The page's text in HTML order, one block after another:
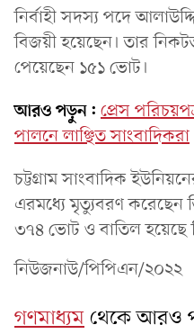
নির্বাহী সদস্য পদে
বিজয়ী হয়েছেন। তার
পেয়েছেন ১৫১ ভোট।
আরও পড়ুন: প্রেস
পালনে লাঞ্ছিত সাংবাদিকরা
চট্টগ্রাম সাংবাদিক
এরমধ্যে মৃত্যুবরণ করেছেন
৩৭৪ ভোট ও বাতিল হয়েছে
নিউজনাউ/পিপিএন/২০২২
গণমাধ্যমথেকে আরও